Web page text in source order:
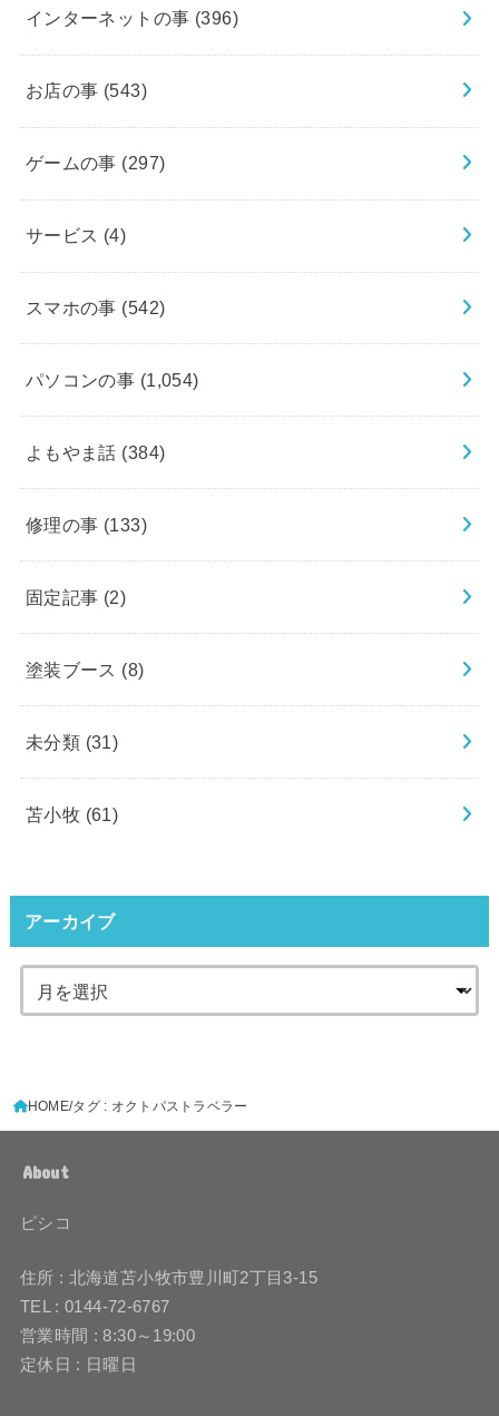
インターネットの事 (396)
お店の事 (543)
ゲームの事 (297)
サービス (4)
スマホの事 (542)
パソコンの事 (1,054)
よもやま話 (384)
修理の事 (133)
固定記事 (2)
塗装ブース (8)
未分類 (31)
苫小牧 (61)
アーカイブ
HOME タグ : オクトパストラベラー
About
ピシコ
住所 : 北海道苫小牧市豊川町2丁目3-15
TEL : 0144-72-6767
営業時間 : 8:30～19:00
定休日 : 日曜日